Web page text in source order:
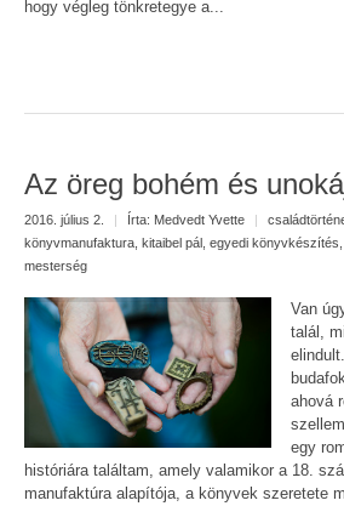
hogy végleg tönkretegye a...
Az öreg bohém és
2016. július 2. | Írta: Medvedt Yvette |
könyvmanufaktura kitaibel pál egyedi könyvkészítés
mesterség
Van
talál,
ahová
egy
históriára találtam, amely valamikor a 18.
manufaktúra alapítója, a könyvek szeretete